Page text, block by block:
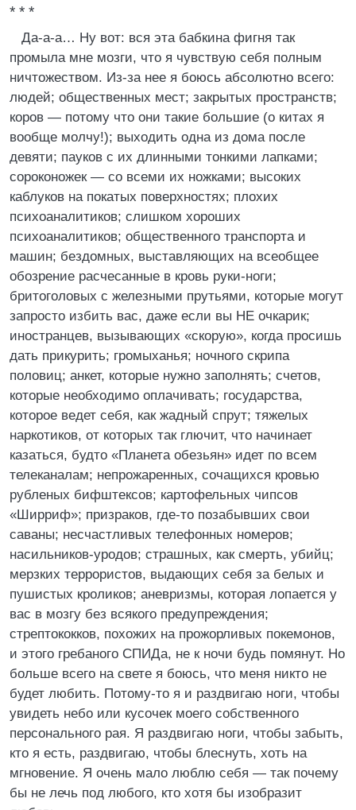
* * *
Да-а-а… Ну вот: вся эта бабкина фигня так
промыла мне мозги, что я чувствую себя полным
ничтожеством. Из-за нее я боюсь абсолютно всего:
людей; общественных мест; закрытых пространств;
коров — потому что они такие большие (о китах я
вообще молчу!); выходить одна из дома после
девяти; пауков с их длинными тонкими лапками;
сороконожек — со всеми их ножками; высоких
каблуков на покатых поверхностях; плохих
психоаналитиков; слишком хороших
психоаналитиков; общественного транспорта и
машин; бездомных, выставляющих на всеобщее
обозрение расчесанные в кровь руки-ноги;
бритоголовых с железными прутьями, которые могут
запросто избить вас, даже если вы НЕ очкарик;
иностранцев, вызывающих «скорую», когда просишь
дать прикурить; громыханья; ночного скрипа
половиц; анкет, которые нужно заполнять; счетов,
которые необходимо оплачивать; государства,
которое ведет себя, как жадный спрут; тяжелых
наркотиков, от которых так глючит, что начинает
казаться, будто «Планета обезьян» идет по всем
телеканалам; непрожаренных, сочащихся кровью
рубленых бифштексов; картофельных чипсов
«Ширриф»; призраков, где-то позабывших свои
саваны; несчастливых телефонных номеров;
насильников-уродов; страшных, как смерть, убийц;
мерзких террористов, выдающих себя за белых и
пушистых кроликов; аневризмы, которая лопается у
вас в мозгу без всякого предупреждения;
стрептококков, похожих на прожорливых покемонов,
и этого гребаного СПИДа, не к ночи будь помянут. Но
больше всего на свете я боюсь, что меня никто не
будет любить. Потому-то я и раздвигаю ноги, чтобы
увидеть небо или кусочек моего собственного
персонального рая. Я раздвигаю ноги, чтобы забыть,
кто я есть, раздвигаю, чтобы блеснуть, хоть на
мгновение. Я очень мало люблю себя — так почему
бы не лечь под любого, кто хотя бы изобразит